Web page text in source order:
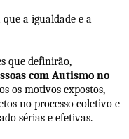
que a igualdade e a
que definirão,
com Autismo no
os motivos expostos,
no processo coletivo e
sérias e efetivas.